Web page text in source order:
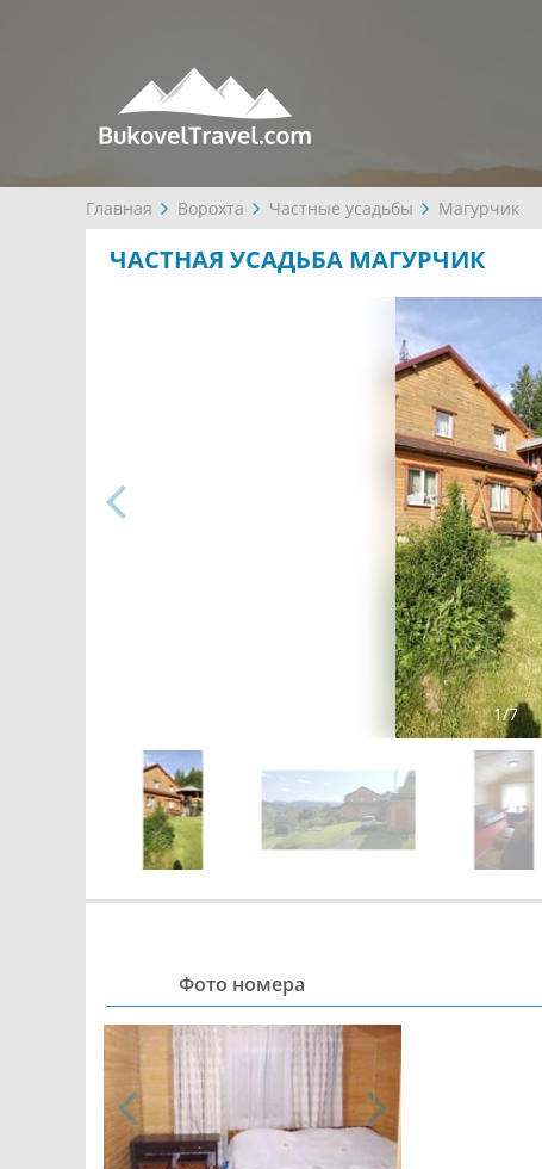
Главная Ворохта Частные усадьбы Магурчик
ЧАСТНАЯ УСАДЬБА МАГУРЧИК
1/7
Фото номера